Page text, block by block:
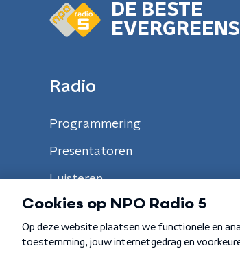
DE BESTE
EVERGREENS
Radio
Programmering
Presentatoren
Luisteren
Algemene voorwaarden Privacybeleid